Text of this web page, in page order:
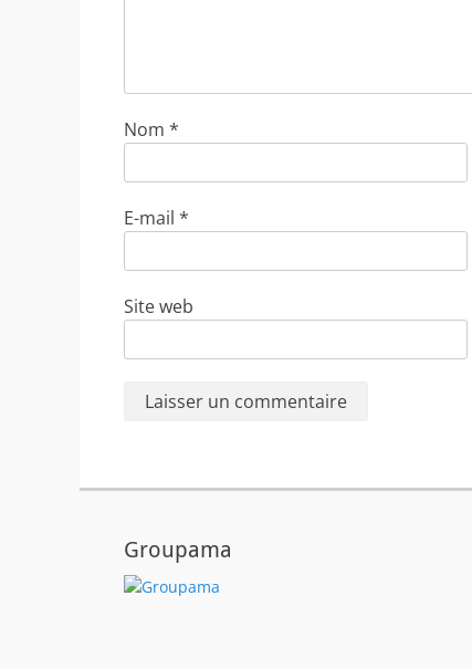
Nom *
E-mail *
Site web
Groupama